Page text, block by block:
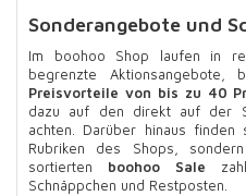
Sonderangebote und
Im boohoo Shop laufen in
begrenzte
Preisvorteile von bis zu 40
dazu auf den direkt auf der
achten. Darüber hinaus
Rubriken des Shops,
sortierten boohoo Sale
Schnäppchen und Restposten.